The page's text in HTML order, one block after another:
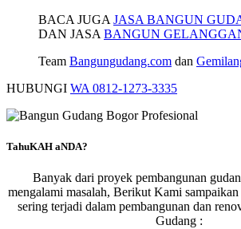
BACA JUGA JASA BANGUN
DAN JASA BANGUN
Team Bangungudang.com dan
HUBUNGI WA 0812-1273-3335
TahuKAH aNDA?
Banyak dari proyek pembangunan
mengalami masalah, Berikut Kami
sering terjadi dalam pembangunan dan
Gudang :